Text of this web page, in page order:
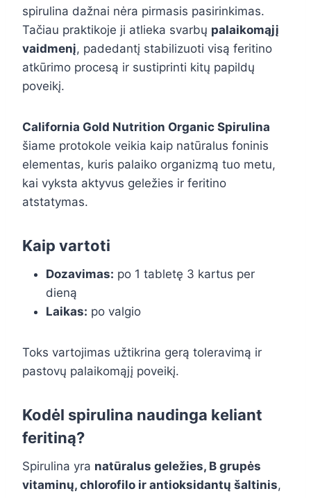
spirulina dažnai nėra pirmasis pasirinkimas.
Tačiau praktikoje ji atlieka svarbų palaikomąjį
vaidmenį, padedantį stabilizuoti visą feritino
atkūrimo procesą ir sustiprinti kitų papildų
poveikį.
California Gold Nutrition Organic Spirulina
šiame protokole veikia kaip natūralus foninis
elementas, kuris palaiko organizmą tuo metu,
kai vyksta aktyvus geležies ir feritino
atstatymas.
Kaip vartoti
Dozavimas: po 1 tabletę 3 kartus per
dieną
Laikas: po valgio
Toks vartojimas užtikrina gerą toleravimą ir
pastovų palaikomąjį poveikį.
Kodėl spirulina naudinga keliant
feritiną?
Spirulina yra natūralus geležies, B grupės
vitaminų, chlorofilo ir antioksidantų šaltinis,